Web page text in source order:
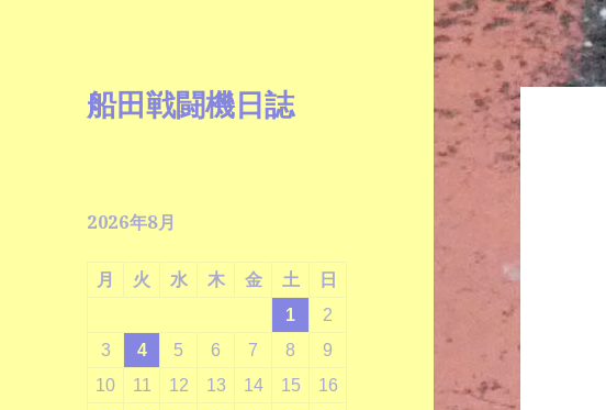
船田戦闘機日誌
2026年8月
月 火 水 木 金 土
日
1
2
3
4 5 6 7 8
9
10
11 12 13 14 15
16